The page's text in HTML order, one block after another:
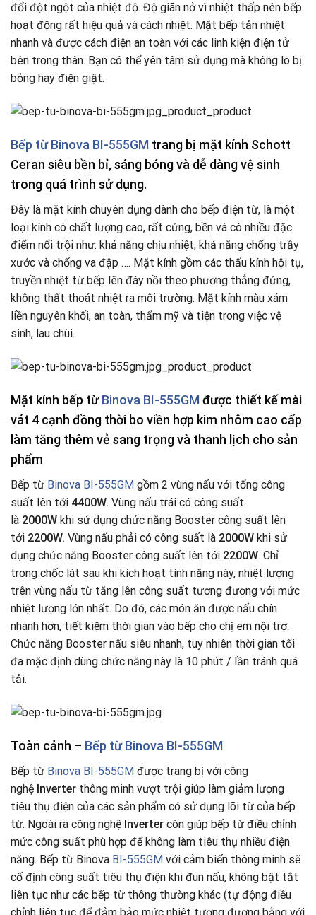
đổi đột ngột của nhiệt độ. Độ giãn nở vì nhiệt thấp nên bếp
hoạt động rất hiệu quả và cách nhiệt. Mặt bếp tản nhiệt
nhanh và được cách điện an toàn với các linh kiện điện tử
bên trong thân. Bạn có thể yên tâm sử dụng mà không lo bị
bỏng hay điện giật.
Bếp từ Binova BI-555GM trang bị mặt kính Schott
Ceran siêu bền bỉ, sáng bóng và dễ dàng vệ sinh
trong quá trình sử dụng.
Đây là mặt kính chuyên dụng dành cho bếp điện từ, là một
loại kính có chất lượng cao, rất cứng, bền và có nhiều đặc
điểm nổi trội như: khả năng chịu nhiệt, khả năng chống trầy
xước và chống va đập …. Mặt kính gồm các thấu kính hội tụ,
truyền nhiệt từ bếp lên đáy nồi theo phương thẳng đứng,
không thất thoát nhiệt ra môi trường. Mặt kính màu xám
liền nguyên khối, an toàn, thẩm mỹ và tiện trong việc vệ
sinh, lau chùi.
Mặt kính bếp từBinova BI-555GMđược thiết kế mài
vát 4 cạnh đồng thời bo viền hợp kim nhôm cao cấp
làm tăng thêm vẻ sang trọng và thanh lịch cho sản
phẩm
Bếp từ Binova BI-555GM gồm 2 vùng nấu với tổng công
suất lên tới 4400W. Vùng nấu trái có công suất
là 2000W khi sử dụng chức năng Booster công suất lên
tới 2200W. Vùng nấu phải có công suất là 2000W khi sử
dụng chức năng Booster công suất lên tới 2200W. Chỉ
trong chốc lát sau khi kích hoạt tính năng này, nhiệt lượng
trên vùng nấu từ tăng lên công suất tương đương với mức
nhiệt lượng lớn nhất. Do đó, các món ăn được nấu chín
nhanh hơn, tiết kiệm thời gian vào bếp cho chị em nội trợ.
Chức năng Booster nấu siêu nhanh, tuy nhiên thời gian tối
đa mặc định dùng chức năng này là 10 phút / lần tránh quá
tải.
Toàn cảnh – Bếp từ Binova BI-555GM
Bếp từ Binova BI-555GM được trang bị với công
nghệ Inverter thông minh vượt trội giúp làm giảm lượng
tiêu thụ điện của các sản phẩm có sử dụng lõi từ của bếp
từ. Ngoài ra công nghệ Inverter còn giúp bếp từ điều chỉnh
mức công suất phù hợp để không làm tiêu thụ nhiều điện
năng. Bếp từ Binova BI-555GM với cảm biến thông minh sẽ
cố định công suất tiêu thụ điện khi đun nấu, không bật tắt
liên tục như các bếp từ thông thường khác (tự động điều